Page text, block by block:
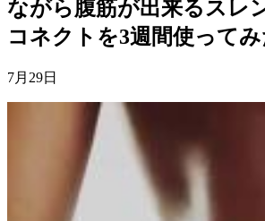
ながら腹筋が出来るスレ
コネクトを3週間使ってみ
7月29日